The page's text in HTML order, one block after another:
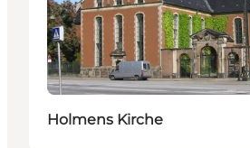
Holmens Kirche